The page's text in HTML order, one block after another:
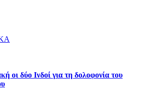
οι δύο Ινδοί για τη δολοφονία του